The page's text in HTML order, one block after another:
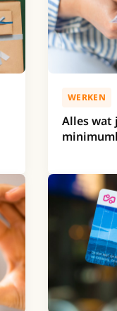
WERKEN
Alles wat